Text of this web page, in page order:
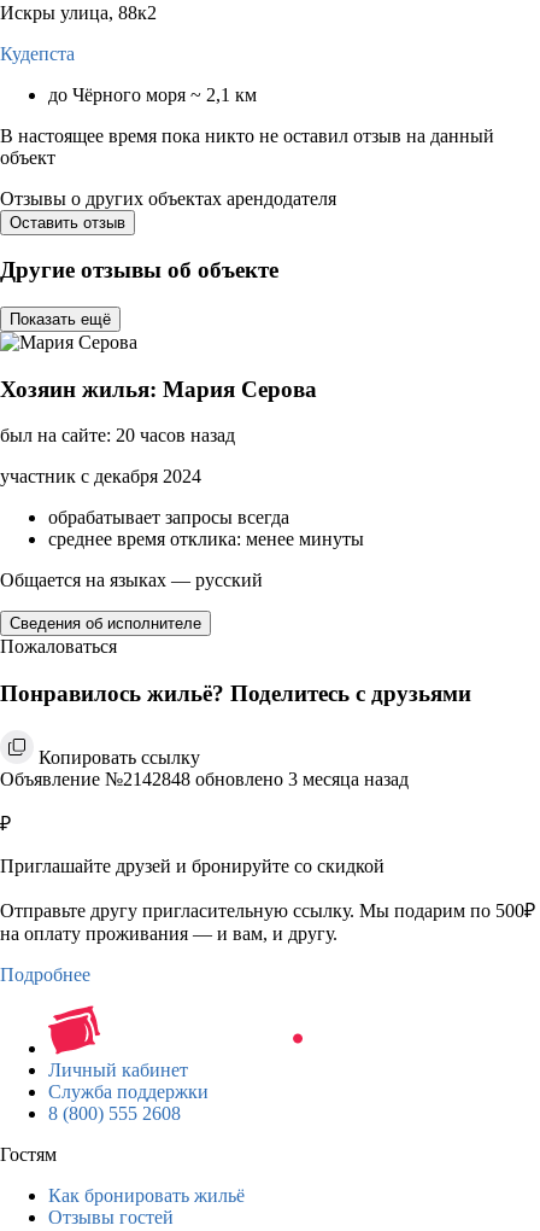
Искры улица, 88к2
Кудепста
до Чёрного моря ~ 2,1 км
В настоящее время пока никто не оставил отзыв на данный
объект
Отзывы о других объектах арендодателя
Оставить отзыв
Другие отзывы об объекте
Показать ещё
Хозяин жилья: Мария Серова
был на сайте: 20 часов назад
участник с декабря 2024
обрабатывает запросы всегда
среднее время отклика: менее минуты
Общается на языках — русский
Сведения об исполнителе
Пожаловаться
Понравилось жильё? Поделитесь с друзьями
Копировать ссылку
Объявление №2142848 обновлено 3 месяца назад
₽
Приглашайте друзей и бронируйте со скидкой
Отправьте другу пригласительную ссылку. Мы подарим по 500₽
на оплату проживания — и вам, и другу.
Подробнее
Личный кабинет
Служба поддержки
8 (800) 555 2608
Гостям
Как бронировать жильё
Отзывы гостей